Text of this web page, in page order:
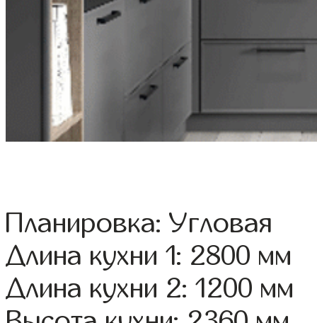
Планировка: Угловая
Длина кухни 1: 2800 мм
Длина кухни 2: 1200 мм